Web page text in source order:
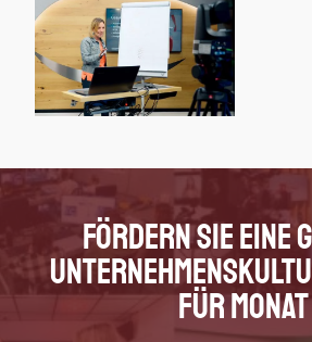
Fördern Sie eine
für Monat